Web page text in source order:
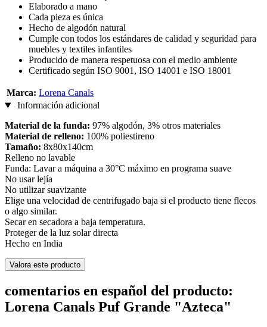
Elaborado a mano
Cada pieza es única
Hecho de algodón natural
Cumple con todos los estándares de calidad y seguridad para
muebles y textiles infantiles
Producido de manera respetuosa con el medio ambiente
Certificado según ISO 9001, ISO 14001 e ISO 18001
Marca: Lorena Canals
Información adicional
Material de la funda: 97% algodón, 3% otros materiales
Material de relleno: 100% poliestireno
Tamaño: 8x80x140cm
Relleno no lavable
Funda: Lavar a máquina a 30°C máximo en programa suave
No usar lejía
No utilizar suavizante
Elige una velocidad de centrifugado baja si el producto tiene flecos
o algo similar.
Secar en secadora a baja temperatura.
Proteger de la luz solar directa
Hecho en India
Valora este producto
comentarios en español del producto:
Lorena Canals Puf Grande "Azteca"